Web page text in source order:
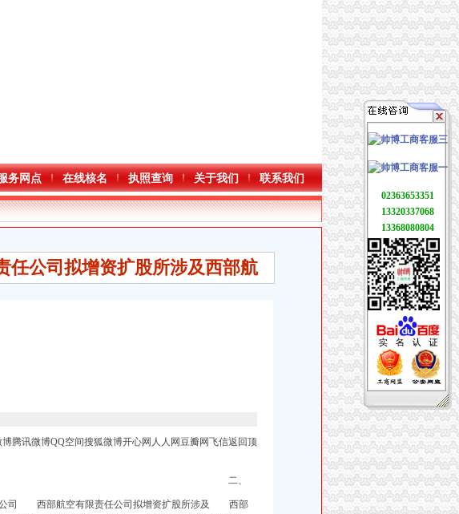
务网点 在线核名 执照查询 关于我们 联系我们
任公司拟增资扩股所涉及西部航
微博QQ空间搜狐微博开心网人人网豆瓣网飞信返回顶
二、
司 西部航空有限责任公司拟增资扩股所涉及 西部
02363653351
13320337068
13368080804